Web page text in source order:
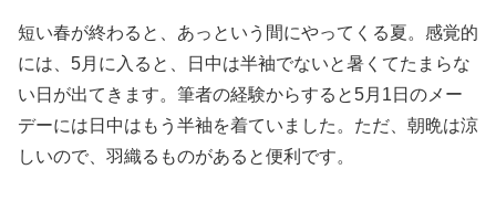
短い春が終わると、あっという間にやってくる夏。感覚的
には、5月に入ると、日中は半袖でないと暑くてたまらな
い日が出てきます。筆者の経験からすると5月1日のメー
デーには日中はもう半袖を着ていました。ただ、朝晩は涼
しいので、羽織るものがあると便利です。